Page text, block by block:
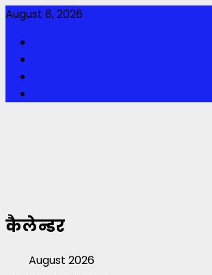
Skip
content
August 8, 2026
कैलेन्डर
August 2026